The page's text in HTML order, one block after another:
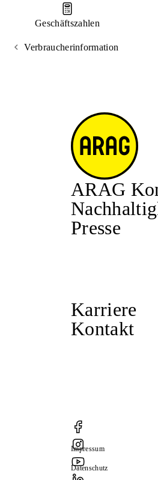
Geschäftszahlen
Verbraucherinformation
ARAG
Presse
Karriere
Kontakt
Impressum
Datenschutz